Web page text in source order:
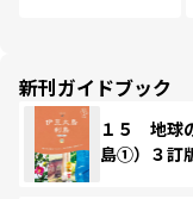
新刊ガイドブック
１５ 地球
島①）３訂